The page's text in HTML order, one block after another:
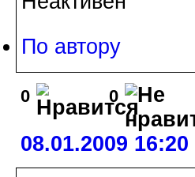
По автору
0 0
08.01.2009 16:20